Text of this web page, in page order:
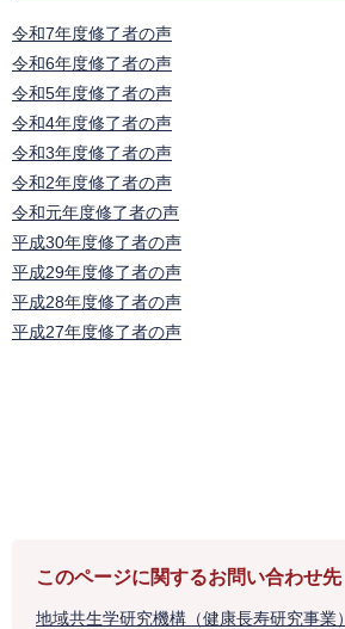
令和7年度修了者の声
令和6年度修了者の声
令和5年度修了者の声
令和4年度修了者の声
令和3年度修了者の声
令和2年度修了者の声
令和元年度修了者の声
平成30年度修了者の声
平成29年度修了者の声
平成28年度修了者の声
平成27年度修了者の声
このページに関するお問い合わせ先
地域共生学研究機構（健康長寿研究事業）